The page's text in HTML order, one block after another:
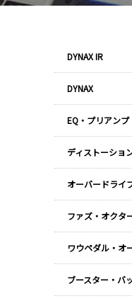
DYNAX IR
DYNAX
EQ・プリアンプ
ディストーショ
オーバードライ
ファズ・オクタ
ワウペダル・オ
ブースター・バ